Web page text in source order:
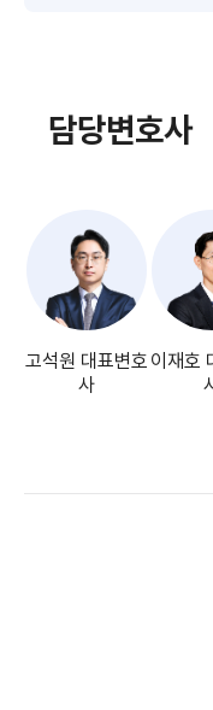
담당변호사
고석원 대표변호
사
이재호